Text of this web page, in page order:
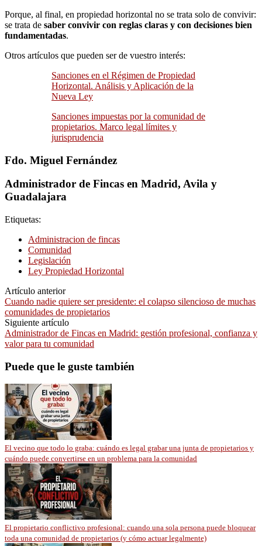
Porque, al final, en propiedad horizontal no se trata solo de convivir:
se trata de saber convivir con reglas claras y con decisiones bien
fundamentadas.
Otros artículos que pueden ser de vuestro interés:
Sanciones en el Régimen de Propiedad
Horizontal. Análisis y Aplicación de la
Nueva Ley
Sanciones impuestas por la comunidad de
propietarios. Marco legal límites y
jurisprudencia
Fdo. Miguel Fernández
Administrador de Fincas en Madrid, Avila y
Guadalajara
Etiquetas:
Administracion de fincas
Comunidad
Legislación
Ley Propiedad Horizontal
Artículo anterior
Cuando nadie quiere ser presidente: el colapso silencioso de muchas
comunidades de propietarios
Siguiente artículo
Administrador de Fincas en Madrid: gestión profesional, confianza y
valor para tu comunidad
Puede que le guste también
El vecino que todo lo graba: cuándo es legal grabar una junta de propietarios y
cuándo puede convertirse en un problema para la comunidad
El propietario conflictivo profesional: cuando una sola persona puede bloquear
toda una comunidad de propietarios (y cómo actuar legalmente)